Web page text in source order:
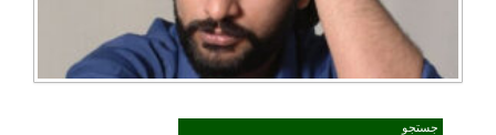
جستجو